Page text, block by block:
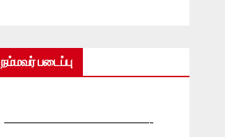
நம்மவர் படைப்பு
—————————————-